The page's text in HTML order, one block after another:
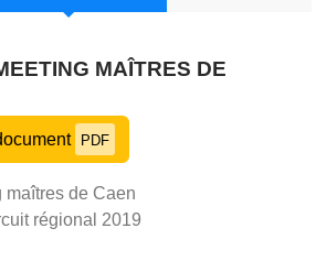
MAÎTRES DE
PDF
maîtres de Caen
régional 2019